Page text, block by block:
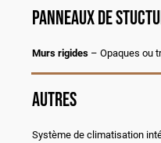
Panneaux de
Murs rigides – Opaques ou
Autres
Système de climatisation